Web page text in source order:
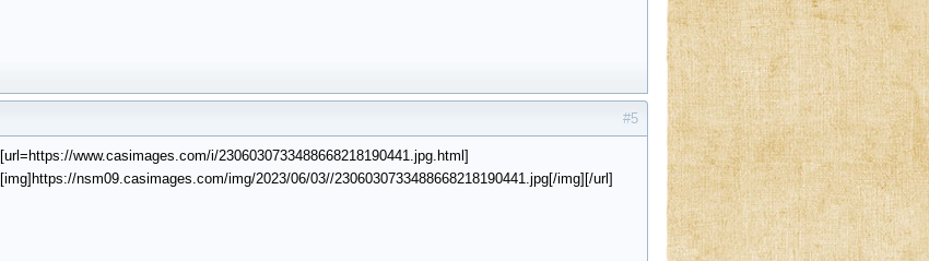
#5
[url=https://www.casimages.com/i/2306030733488668218190441.jpg.html]
[img]https://nsm09.casimages.com/img/2023/06/03//2306030733488668218190441.jpg[/img][/url]